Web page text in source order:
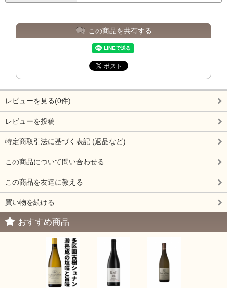
この商品を共有する
レビューを見る(0件)
レビューを投稿
特定商取引法に基づく表記 (返品など)
この商品について問い合わせる
この商品を友達に教える
買い物を続ける
おすすめ商品